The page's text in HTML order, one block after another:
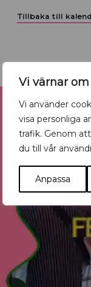
Vi värnar
Vi använder
visa personliga
trafik. Genom
du till vår
Anpassa
Tillbaka till
Reklam